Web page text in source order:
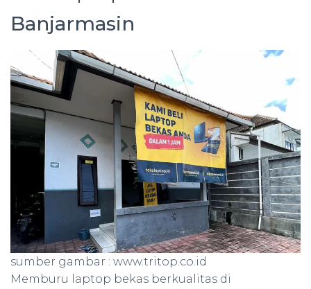
Banjarmasin
sumber gambar : www.tritop.co.id
Memburu laptop bekas berkualitas di